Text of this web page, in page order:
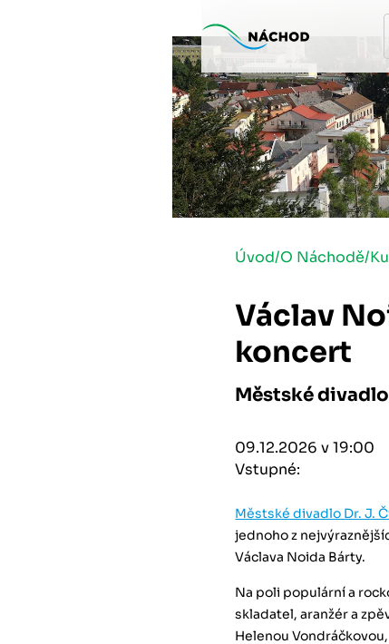
Úvod/O Náchodě/
Václav
koncert
Městské
09.12.2026 v 19:00
Vstupné:
Městské divadlo Dr. J.
jednoho z
Václava Noida Bárty.
Na poli populární a
skladatel, aranžér a
Helenou